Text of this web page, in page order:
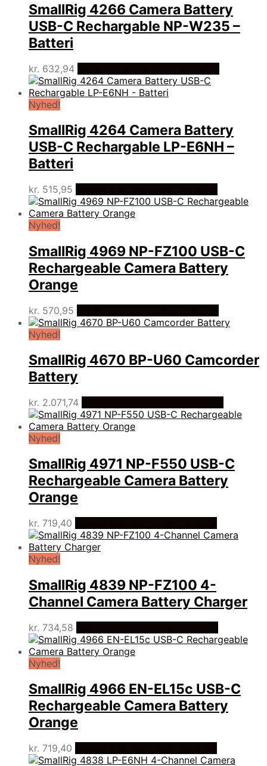
SmallRig 4266 Camera Battery
USB-C Rechargable NP-W235 –
Batteri
kr. 632,94
Nyhed!
SmallRig 4264 Camera Battery
USB-C Rechargable LP-E6NH –
Batteri
kr. 515,95
Nyhed!
SmallRig 4969 NP-FZ100 USB-C
Rechargeable Camera Battery
Orange
kr. 570,95
Nyhed!
SmallRig 4670 BP-U60 Camcorder
Battery
kr. 2.071,74
Nyhed!
SmallRig 4971 NP-F550 USB-C
Rechargeable Camera Battery
Orange
kr. 719,40
Nyhed!
SmallRig 4839 NP-FZ100 4-
Channel Camera Battery Charger
kr. 734,58
Nyhed!
SmallRig 4966 EN-EL15c USB-C
Rechargeable Camera Battery
Orange
kr. 719,40